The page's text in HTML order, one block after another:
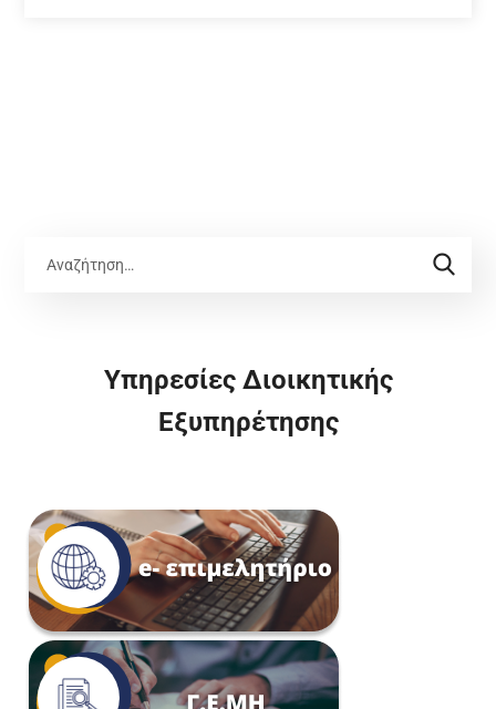
Υπηρεσίες Διοικητικής
Εξυπηρέτησης